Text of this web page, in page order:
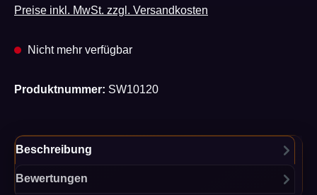
Preise inkl. MwSt. zzgl. Versandkosten
Nicht mehr verfügbar
Produktnummer: SW10120
Beschreibung
Bewertungen